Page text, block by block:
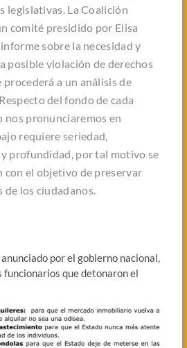
legislativas. La Coalición
comité presidido por Elisa
sobre la necesidad y
posible violación de derechos
a un análisis de
del fondo de cada
nos pronunciaremos en
requiere seriedad,
profundidad, por tal motivo se
con el objetivo de preservar
de los ciudadanos.
por el gobierno nacional,
funcionarios que detonaron el